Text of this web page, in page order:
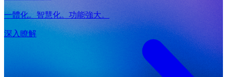
一體化。智慧化。功能強大。
深入瞭解